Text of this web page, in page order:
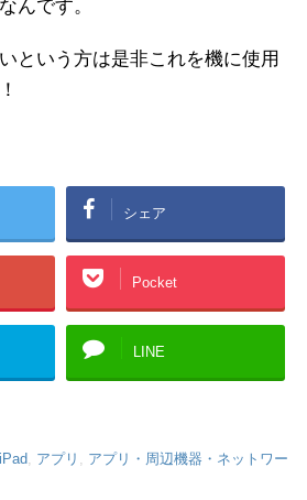
んです。
という方は是非これを機に使用
シェア
Pocket
LINE
, アプリ , アプリ・周辺機器・ネットワー